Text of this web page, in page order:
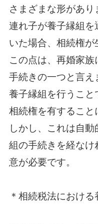
さまざまな形があり
連れ子が養子縁組
いた場合、相続権が
この点は、再婚家
手続きの一つと言え
養子縁組を行うこ
相続権を有すること
しかし、これは自
組の手続きを経な
意が必要です。
＊相続税法における